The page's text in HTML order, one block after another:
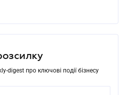
digest про ключові події бізнесу